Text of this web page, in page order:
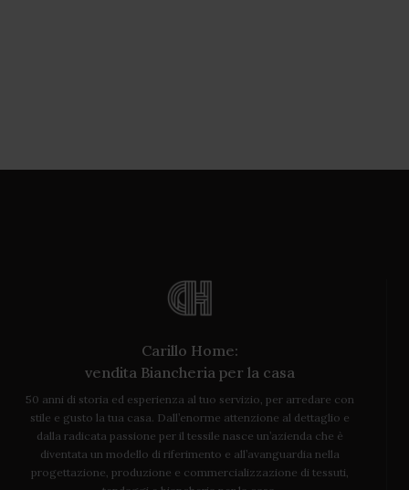
Carillo Home:
vendita Biancheria per la casa
50 anni di storia ed esperienza al tuo servizio, per arredare con
stile e gusto la tua casa. Dall’enorme attenzione al dettaglio e
dalla radicata passione per il tessile nasce un’azienda che è
diventata un modello di riferimento e all’avanguardia nella
progettazione, produzione e commercializzazione di tessuti,